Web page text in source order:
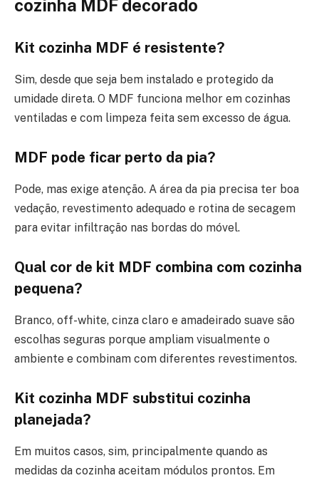
cozinha MDF decorado
Kit cozinha MDF é resistente?
Sim, desde que seja bem instalado e protegido da
umidade direta. O MDF funciona melhor em cozinhas
ventiladas e com limpeza feita sem excesso de água.
MDF pode ficar perto da pia?
Pode, mas exige atenção. A área da pia precisa ter boa
vedação, revestimento adequado e rotina de secagem
para evitar infiltração nas bordas do móvel.
Qual cor de kit MDF combina com cozinha
pequena?
Branco, off-white, cinza claro e amadeirado suave são
escolhas seguras porque ampliam visualmente o
ambiente e combinam com diferentes revestimentos.
Kit cozinha MDF substitui cozinha
planejada?
Em muitos casos, sim, principalmente quando as
medidas da cozinha aceitam módulos prontos. Em